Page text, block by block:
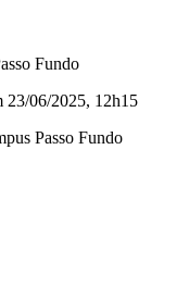
Fundo
23/06/2025, 12h15
Passo Fundo